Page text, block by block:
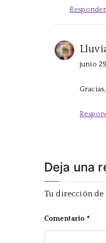
Responder
junio
Deja una
Tu dirección
Comentario *